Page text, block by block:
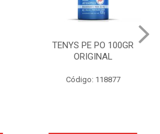
TENYS PE PO 100GR
ORIGINAL
Código: 118877